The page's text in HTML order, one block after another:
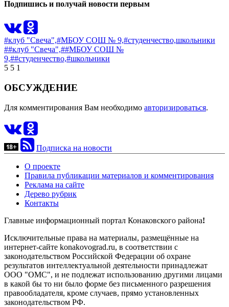
Подпишись и получай новости первым
#клуб "Свеча",#МБОУ СОШ № 9,#студенчество,школьники
##клуб "Свеча",##МБОУ СОШ №
9,##студенчество,#школьники
5 5 1
ОБСУЖДЕНИЕ
Для комментирования Вам необходимо авторизироваться.
Подписка на новости
О проекте
Правила публикации материалов и комментирования
Реклама на сайте
Дерево рубрик
Контакты
Главные информационный портал Конаковского района!
Исключительные права на материалы, размещённые на
интернет-сайте konakovograd.ru, в соответствии с
законодательством Российской Федерации об охране
результатов интеллектуальной деятельности принадлежат
ООО "ОМС", и не подлежат использованию другими лицами
в какой бы то ни было форме без письменного разрешения
правообладателя, кроме случаев, прямо установленных
законодательством РФ.